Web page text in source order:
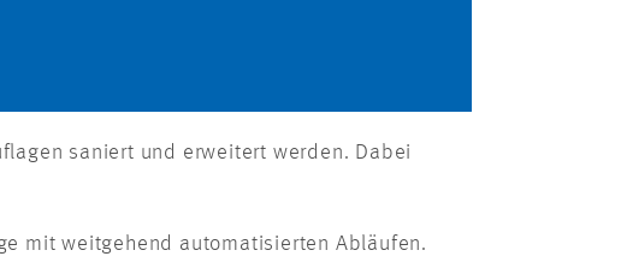
saniert und erweitert werden. Dabei
mit weitgehend automatisierten Abläufen.